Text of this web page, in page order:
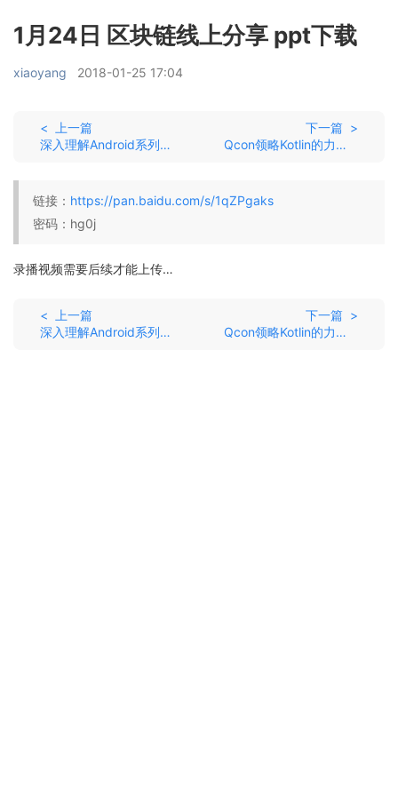
1月24日 区块链线上分享 ppt下载
xiaoyang 2018-01-25 17:04
< 上一篇
深入理解Android系列书籍PDF资源
下一篇 >
Qcon领略Kotlin的力量 张涛 pdf
链接： https://pan.baidu.com/s/1qZPgaks
密码：hg0j
录播视频需要后续才能上传…
< 上一篇
深入理解Android系列书籍PDF资源
下一篇 >
Qcon领略Kotlin的力量 张涛 pdf